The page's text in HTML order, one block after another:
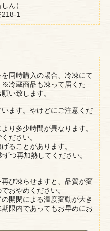
ん）
1
を同時購入の場合、冷凍にて
※冷蔵商品も凍って届くた
い致します。
います。やけどにご注意くだ
り多少時間が異なります。
ださい。
ることがあります。
つ再加熱してください。
再び凍らせますと、品質が変
おやめください。
の開閉による温度変動が大き
限内であってもお早めにお